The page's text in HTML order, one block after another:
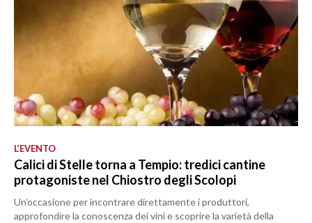
L’EVENTO
Calici di Stelle torna a Tempio: tredici cantine
protagoniste nel Chiostro degli Scolopi
Un’occasione per incontrare direttamente i produttori,
approfondire la conoscenza dei vini e scoprire la varietà della